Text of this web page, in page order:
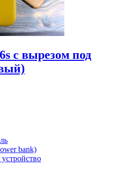
с вырезом под
bank)